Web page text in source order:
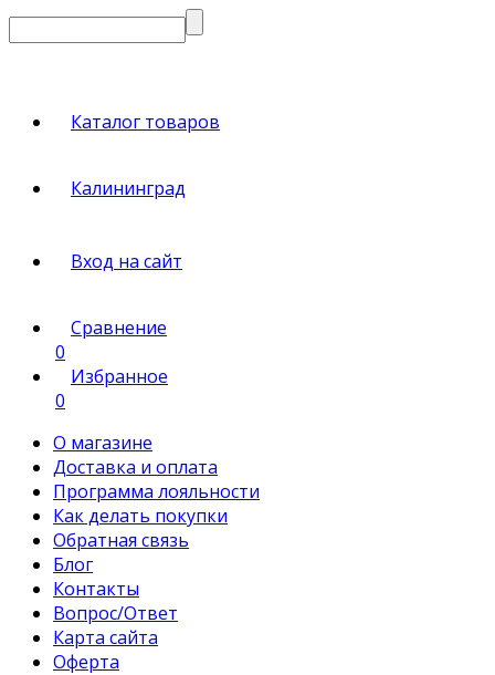
Каталог товаров
Калининград
Вход на сайт
Сравнение
0
Избранное
0
О магазине
Доставка и оплата
Программа лояльности
Как делать покупки
Обратная связь
Блог
Контакты
Вопрос/Ответ
Карта сайта
Оферта